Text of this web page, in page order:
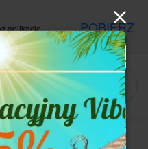
aplikację
POBIERZ